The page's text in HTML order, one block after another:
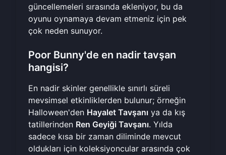
güncellemeleri sırasında ekleniyor, bu da
oyunu oynamaya devam etmeniz için pek
çok neden sunuyor.
Poor Bunny'de en nadir tavşan
hangisi?
En nadir skinler genellikle sınırlı süreli
mevsimsel etkinliklerden bulunur; örneğin
Halloween'den Hayalet Tavşanı ya da kış
tatillerinden Ren Geyiği Tavşanı. Yılda
sadece kısa bir zaman diliminde mevcut
oldukları için koleksiyoncular arasında çok